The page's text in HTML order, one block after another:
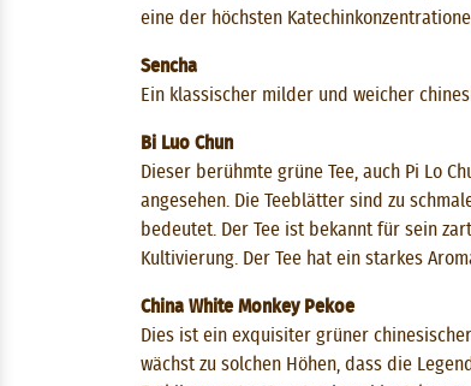
eine der höchsten
Sencha
Ein klassischer milder und weicher
Bi Luo Chun
Dieser berühmte grüne Tee, auch Pi Lo
angesehen. Die Teeblätter sind zu
bedeutet. Der Tee ist bekannt für sein
Kultivierung. Der Tee hat ein starkes
China White Monkey Pekoe
Dies ist ein exquisiter grüner
wächst zu solchen Höhen, dass die